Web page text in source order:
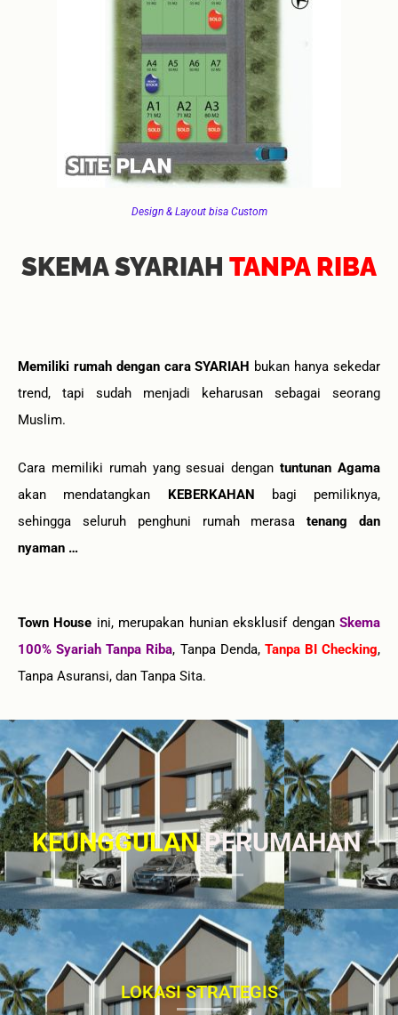
Design & Layout bisa Custom
SKEMA SYARIAH TANPA RIBA
Memiliki rumah dengan cara SYARIAH bukan hanya sekedar
trend, tapi sudah menjadi keharusan sebagai seorang
Muslim.
Cara memiliki rumah yang sesuai dengan tuntunan Agama
akan mendatangkan KEBERKAHAN
bagi pemiliknya,
sehingga seluruh penghuni rumah merasatenang dan
nyaman …
Town House ini, merupakan hunian eksklusif denganSkema
100% Syariah Tanpa Riba, Tanpa Denda, Tanpa BI Checking,
Tanpa Asuransi, dan Tanpa Sita.
KEUNGGULANPERUMAHAN
LOKASI STRATEGIS